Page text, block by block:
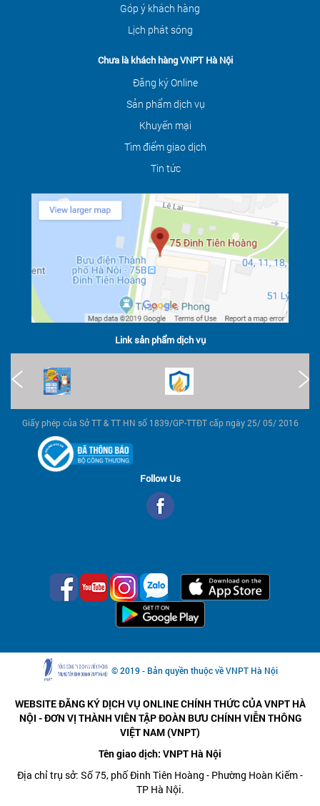
Góp ý khách hàng
Lịch phát sóng
Chưa là khách hàng VNPT Hà Nội
Đăng ký Online
Sản phẩm dịch vụ
Khuyến mại
Tìm điểm giao dịch
Tin tức
Link sản phẩm dịch vụ
Giấy phép của Sở TT & TT HN số 1839/GP-TTĐT cấp ngày 25/ 05/ 2016
Follow Us
© 2019 - Bản quyền thuộc về VNPT Hà Nội
WEBSITE ĐĂNG KÝ DỊCH VỤ ONLINE CHÍNH THỨC CỦA VNPT HÀ
NỘI - ĐƠN VỊ THÀNH VIÊN TẬP ĐOÀN BƯU CHÍNH VIỄN THÔNG
VIỆT NAM (VNPT)
Tên giao dịch: VNPT Hà Nội
Địa chỉ trụ sở: Số 75, phố Đinh Tiên Hoàng - Phường Hoàn Kiếm -
TP Hà Nội.